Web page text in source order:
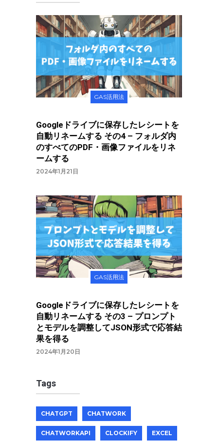
GAS活用法
Googleドライブに保存したレシートを
自動リネームする その4 – フォルダ内
のすべてのPDF・画像ファイルをリネ
ームする
2024年1月21日
GAS活用法
Googleドライブに保存したレシートを
自動リネームする その3 – プロンプト
とモデルを調整してJSON形式で応答結
果を得る
2024年1月20日
Tags
CHATGPT CHATWORK
CHATWORKAPI CLOCKIFY EXCEL